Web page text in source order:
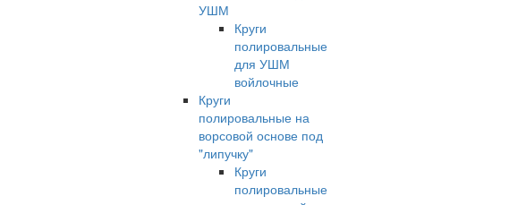
УШМ
Круги
полировальные
для УШМ
войлочные
Круги
полировальные на
ворсовой основе под
"липучку"
Круги
полировальные